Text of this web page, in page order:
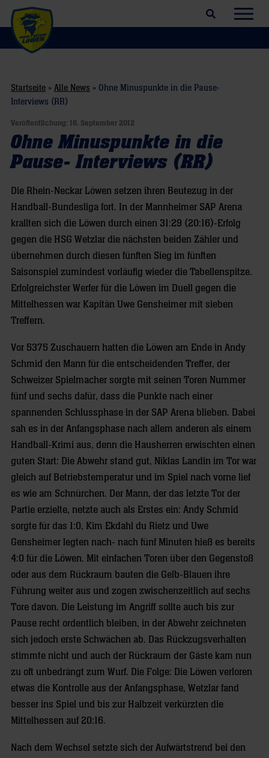
Suchfeld öffnen
Startseite » Alle News » Ohne Minuspunkte in die Pause-
Interviews (RR)
Veröffentlichung: 16. September 2012
Ohne Minuspunkte in die
Pause- Interviews (RR)
Die Rhein-Neckar Löwen setzen ihren Beutezug in der
Handball-Bundesliga fort. In der Mannheimer SAP Arena
krallten sich die Löwen durch einen 31:29 (20:16)-Erfolg
gegen die HSG Wetzlar die nächsten beiden Zähler und
übernehmen durch diesen fünften Sieg im fünften
Saisonspiel zumindest vorläufig wieder die Tabellenspitze.
Erfolgreichster Werfer für die Löwen im Duell gegen die
Mittelhessen war Kapitän Uwe Gensheimer mit sieben
Treffern.
Vor 5375 Zuschauern hatten die Löwen am Ende in Andy
Schmid den Mann für die entscheidenden Treffer, der
Schweizer Spielmacher sorgte mit seinen Toren Nummer
fünf und sechs dafür, dass die Punkte nach einer
spannenden Schlussphase in der SAP Arena blieben. Dabei
sah es in der Anfangsphase nach allem anderen als einem
Handball-Krimi aus, denn die Hausherren erwischten einen
guten Start: Die Abwehr stand gut, Niklas Landin im Tor war
gleich auf Betriebstemperatur und im Spiel nach vorne lief
es wie am Schnürchen. Der Mann, der das letzte Tor der
Partie erzielte, netzte auch als Erstes ein: Andy Schmid
sorgte für das 1:0, Kim Ekdahl du Rietz und Uwe
Gensheimer legten nach- nach fünf Minuten hieß es bereits
4:0 für die Löwen. Mit einfachen Toren über den Gegenstoß
oder aus dem Rückraum bauten die Gelb-Blauen ihre
Führung weiter aus und zogen zwischenzeitlich auf sechs
Tore davon. Die Leistung im Angriff sollte auch bis zur
Pause recht ordentlich bleiben, in der Abwehr zeichneten
sich jedoch erste Schwächen ab. Das Rückzugsverhalten
stimmte nicht und auch der Rückraum der Gäste kam nun
zu oft unbedrängt zum Wurf. Die Folge: Die Löwen verloren
etwas die Kontrolle aus der Anfangsphase, Wetzlar fand
besser ins Spiel und bis zur Halbzeit verkürzten die
Mittelhessen auf 20:16.
Nach dem Wechsel setzte sich der Aufwärtstrend bei den